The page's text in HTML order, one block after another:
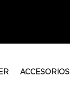
ACCESORIOS